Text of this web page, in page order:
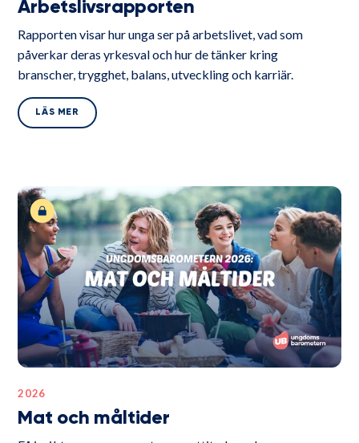
Arbetslivsrapporten
Rapporten visar hur unga ser på arbetslivet, vad som
påverkar deras yrkesval och hur de tänker kring
branscher, trygghet, balans, utveckling och karriär.
LÄS MER
2026
Mat och måltider